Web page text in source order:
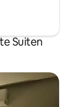
Suiten